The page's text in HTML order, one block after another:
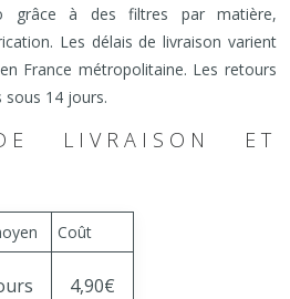
grâce à des filtres par matière,
Les délais de livraison varient
France métropolitaine. Les retours
14 jours.
LIVRAISON ET
Coût
4,90€